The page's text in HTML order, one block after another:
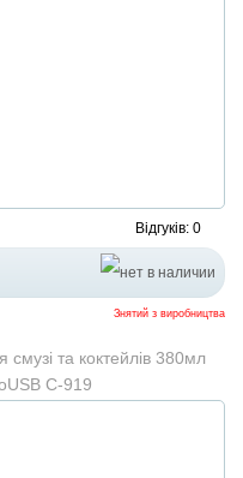
Відгуків: 0
Знятий з виробництва
та коктейлів 380мл
C-919